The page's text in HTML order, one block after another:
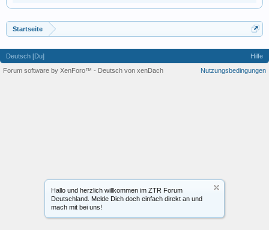
Hallo und herzlich willkommen im ZTR Forum
Deutschland. Melde Dich doch einfach direkt an und
mach mit bei uns!
Startseite
Deutsch [Du]
Hilfe
Nutzungsbedingungen
Forum software by XenForo™ - Deutsch von xenDach